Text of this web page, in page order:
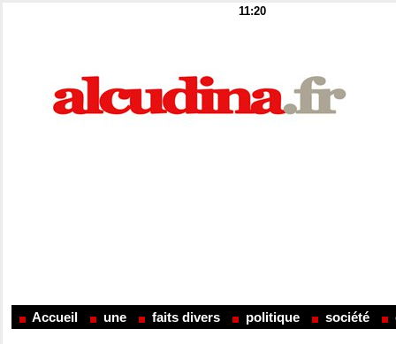
11:20
Accueil une faits divers politique société